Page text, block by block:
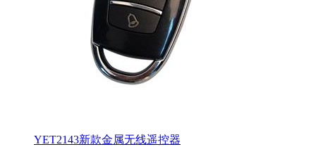
YET2143新款金属无线遥控器